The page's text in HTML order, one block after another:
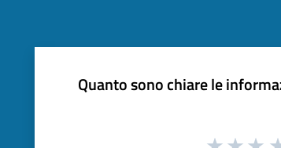
Quanto sono chiare le